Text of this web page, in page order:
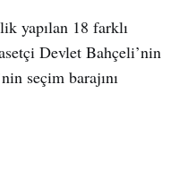
yapılan 18 farklı
Devlet Bahçeli’nin
seçim barajını